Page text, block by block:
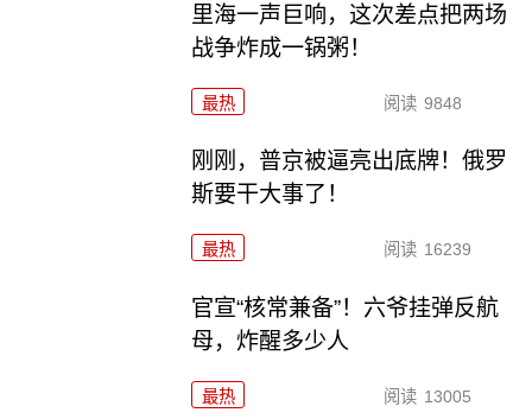
里海一声巨响，这次差点把两场
战争炸成一锅粥！
最热 阅读 9848
刚刚，普京被逼亮出底牌！俄罗
斯要干大事了！
最热 阅读 16239
官宣“核常兼备”！六爷挂弹反航
母，炸醒多少人
最热 阅读 13005